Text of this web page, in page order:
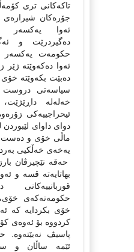
تاکه‌کانی تری
جۆره‌کان شیرازه‌ی
ئه‌وا یه‌کسه‌ر
ده‌گیردرێت و
حکومه‌ت یه‌کسه‌ر
ئه‌وا ده‌که‌وێته‌ ژێر
ده‌بێت بکه‌وێته‌
سیاسه‌تی دروست
خه‌له‌له‌
ئیحراجییه‌کی
دوای داوای
ماڵی خۆی و ده‌ست
یه‌خه‌ی خه‌ڵکیی
حه‌قه‌ نێچیرڤان
بهاتایه‌ته‌ قسه‌ و
حکومه‌ته‌که‌ی
خۆی بکردایه‌ که‌
کردووه‌ بۆ ئه‌وه‌ی
پاسیڤ نه‌بێته‌وه‌.
ئێمه‌ ساڵان و